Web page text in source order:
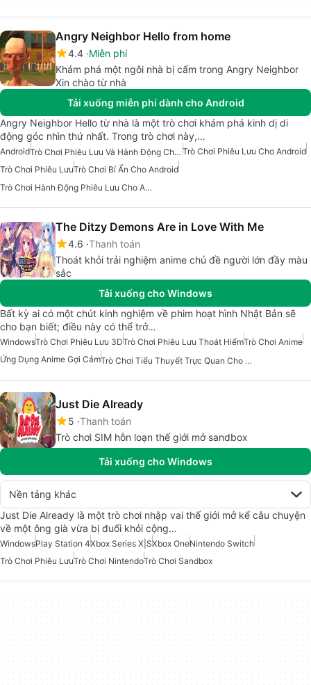
Angry Neighbor Hello from home
4.4 Miễn phí
Khám phá một ngôi nhà bị cấm trong Angry Neighbor
Xin chào từ nhà
Tải xuống miễn phí dành cho Android
Angry Neighbor Hello từ nhà là một trò chơi khám phá kinh dị di
động góc nhìn thứ nhất. Trong trò chơi này,…
Android Trò Chơi Phiêu Lưu Và Hành Động Cho Android Trò Chơi Phiêu Lưu Cho Android
Trò Chơi Phiêu LưuTrò Chơi Bí Ẩn Cho Android
Trò Chơi Hành Động Phiêu Lưu Cho Android
The Ditzy Demons Are in Love With Me
4.6 Thanh toán
Thoát khỏi trải nghiệm anime chủ đề người lớn đầy màu
sắc
Tải xuống cho Windows
Bất kỳ ai có một chút kinh nghiệm về phim hoạt hình Nhật Bản sẽ
cho bạn biết; điều này có thể trở…
WindowsTrò Chơi Phiêu Lưu 3DTrò Chơi Phiêu Lưu Thoát HiểmTrò Chơi Anime
Ứng Dụng Anime Gợi Cảm
Trò Chơi Tiểu Thuyết Trực Quan Cho Windows
Just Die Already
5 Thanh toán
Trò chơi SIM hỗn loạn thế giới mở sandbox
Tải xuống cho Windows
Nền tảng khác
Just Die Already là một trò chơi nhập vai thế giới mở kể câu chuyện
về một ông già vừa bị đuổi khỏi cộng…
WindowsPlay Station 4Xbox Series X|SXbox OneNintendo Switch
Trò Chơi Phiêu LưuTrò Chơi NintendoTrò Chơi Sandbox